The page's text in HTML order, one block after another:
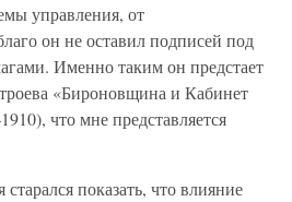
управления, от
он не оставил подписей под
Именно таким он предстает
«Бироновщина и Кабинет
что мне представляется
показать, что влияние